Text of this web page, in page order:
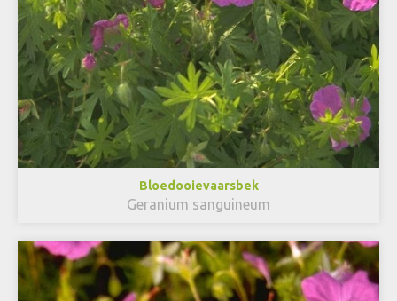
Bloedooievaarsbek
Geranium sanguineum